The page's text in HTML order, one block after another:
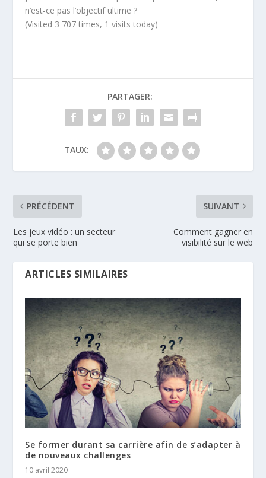
n’est-ce pas l’objectif ultime ?
(Visited 3 707 times, 1 visits today)
PARTAGER:
TAUX:
PRÉCÉDENT
Les jeux vidéo : un secteur
qui se porte bien
SUIVANT
Comment gagner en
visibilité sur le web
ARTICLES SIMILAIRES
Se former durant sa carrière afin de s’adapter à
de nouveaux challenges
10 avril 2020